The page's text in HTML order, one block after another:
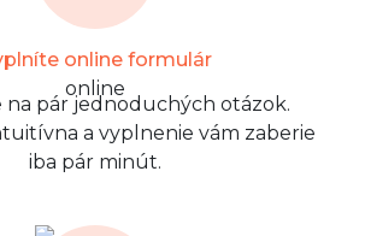
online formulár
na pár jednoduchých otázok.
a vyplnenie vám zaberie
iba pár minút.